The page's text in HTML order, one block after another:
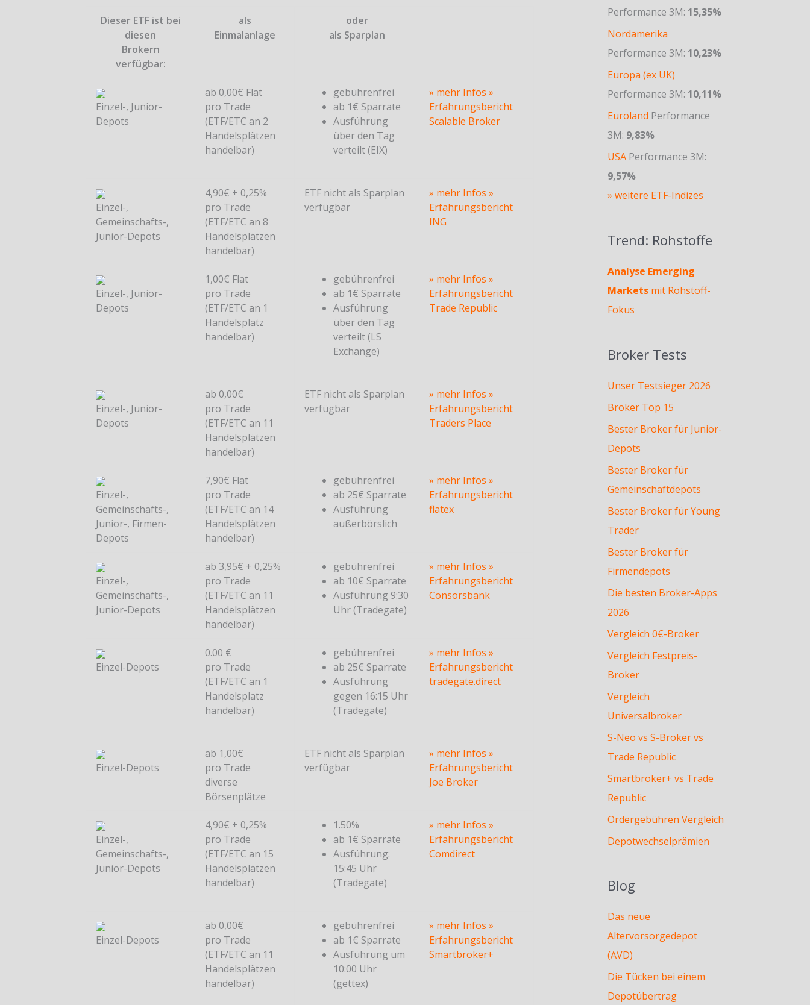
Dieser ETF ist bei
diesen
Brokern
verfügbar:
als
Einmalanlage
oder
als Sparplan
Einzel-, Junior-
Depots
ab 0,00€ Flat
pro Trade
(ETF/ETC an 2
Handelsplätzen
handelbar)
gebührenfrei
ab 1€ Sparrate
Ausführung
über den Tag
verteilt (EIX)
» mehr Infos »
Erfahrungsbericht
Scalable Broker
Einzel-,
Gemeinschafts-,
Junior-Depots
4,90€ + 0,25%
pro Trade
(ETF/ETC an 8
Handelsplätzen
handelbar)
ETF nicht als Sparplan
verfügbar
» mehr Infos »
Erfahrungsbericht
ING
Einzel-, Junior-
Depots
1,00€ Flat
pro Trade
(ETF/ETC an 1
Handelsplatz
handelbar)
gebührenfrei
ab 1€ Sparrate
Ausführung
über den Tag
verteilt (LS
Exchange)
» mehr Infos »
Erfahrungsbericht
Trade Republic
Einzel-, Junior-
Depots
ab 0,00€
pro Trade
(ETF/ETC an 11
Handelsplätzen
handelbar)
ETF nicht als Sparplan
verfügbar
» mehr Infos »
Erfahrungsbericht
Traders Place
Einzel-,
Gemeinschafts-,
Junior-, Firmen-
Depots
7,90€ Flat
pro Trade
(ETF/ETC an 14
Handelsplätzen
handelbar)
gebührenfrei
ab 25€ Sparrate
Ausführung
außerbörslich
» mehr Infos »
Erfahrungsbericht
flatex
Einzel-,
Gemeinschafts-,
Junior-Depots
ab 3,95€ + 0,25%
pro Trade
(ETF/ETC an 11
Handelsplätzen
handelbar)
gebührenfrei
ab 10€ Sparrate
Ausführung 9:30
Uhr (Tradegate)
» mehr Infos »
Erfahrungsbericht
Consorsbank
Einzel-Depots
0.00 €
pro Trade
(ETF/ETC an 1
Handelsplatz
handelbar)
gebührenfrei
ab 25€ Sparrate
Ausführung
gegen 16:15 Uhr
(Tradegate)
» mehr Infos »
Erfahrungsbericht
tradegate.direct
Einzel-Depots
ab 1,00€
pro Trade
diverse
Börsenplätze
ETF nicht als Sparplan
verfügbar
» mehr Infos »
Erfahrungsbericht
Joe Broker
Einzel-,
Gemeinschafts-,
Junior-Depots
4,90€ + 0,25%
pro Trade
(ETF/ETC an 15
Handelsplätzen
handelbar)
1.50%
ab 1€ Sparrate
Ausführung:
15:45 Uhr
(Tradegate)
» mehr Infos »
Erfahrungsbericht
Comdirect
Einzel-Depots
ab 0,00€
pro Trade
(ETF/ETC an 11
Handelsplätzen
handelbar)
gebührenfrei
ab 1€ Sparrate
Ausführung um
10:00 Uhr
(gettex)
» mehr Infos »
Erfahrungsbericht
Smartbroker+
Performance 3M: 15,35%
Nordamerika
Performance 3M: 10,23%
Europa (ex UK)
Performance 3M: 10,11%
Euroland Performance
3M: 9,83%
USAPerformance 3M:
9,57%
» weitere ETF-Indizes
Trend: Rohstoffe
Analyse Emerging
Marketsmit Rohstoff-
Fokus
Broker Tests
Unser Testsieger 2026
Broker Top 15
Bester Broker für Junior-
Depots
Bester Broker für
Gemeinschaftdepots
Bester Broker für Young
Trader
Bester Broker für
Firmendepots
Die besten Broker-Apps
2026
Vergleich 0€-Broker
Vergleich Festpreis-
Broker
Vergleich
Universalbroker
S-Neo vs S-Broker vs
Trade Republic
Smartbroker+ vs Trade
Republic
Ordergebühren Vergleich
Depotwechselprämien
Blog
Das neue
Altervorsorgedepot
(AVD)
Die Tücken bei einem
Depotübertrag